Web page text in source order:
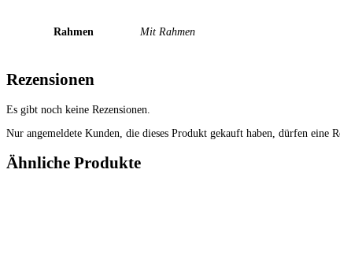
Rahmen Mit Rahmen
Rezensionen
Es gibt noch keine Rezensionen.
Nur angemeldete Kunden, die dieses Produkt gekauft haben, dürfen eine
Ähnliche Produkte